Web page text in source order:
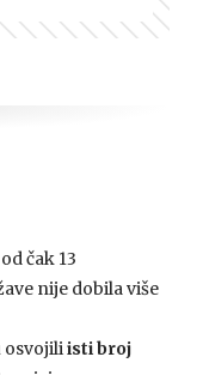
čak 13
nije dobila više
osvojiliisti broj